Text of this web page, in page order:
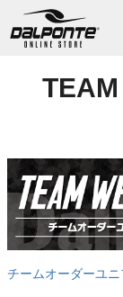
チームオーダーユ